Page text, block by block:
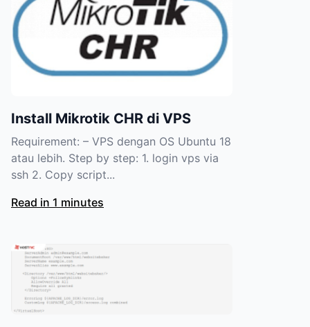
Install Mikrotik CHR di VPS
Requirement: – VPS dengan OS Ubuntu 18
atau lebih. Step by step: 1. login vps via
ssh 2. Copy script...
Read in 1 minutes